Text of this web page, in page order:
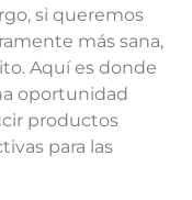
si queremos
más sana,
Aquí es donde
oportunidad
productos
para las